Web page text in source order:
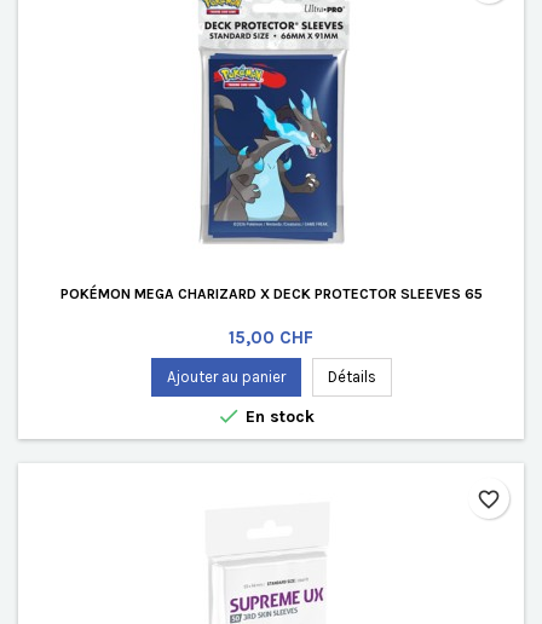
POKÉMON MEGA CHARIZARD X DECK PROTECTOR SLEEVES 65
Prix
15,00 CHF
Ajouter au panier Détails
 En stock
favorite_border